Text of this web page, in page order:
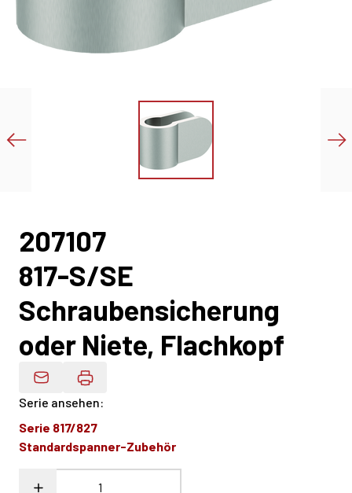
207107
817-S/SE
Schraubensicherung
oder Niete, Flachkopf
Produktdaten Per E-Mail
Serie ansehen:
Serie 817/827
Standardspanner-Zubehör